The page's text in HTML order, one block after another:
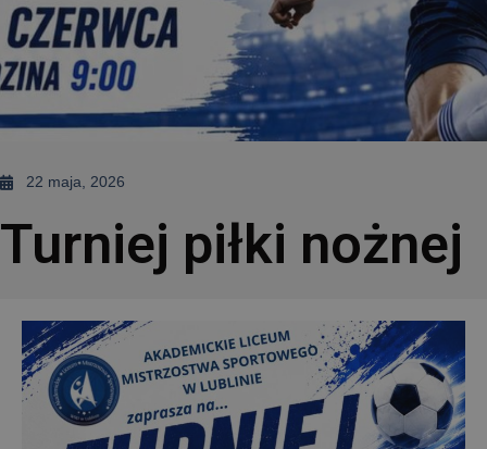
22 maja, 2026
Turniej piłki nożnej